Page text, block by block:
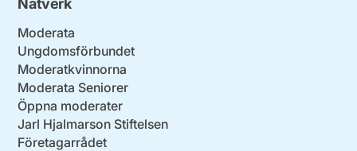
Moderata
Ungdomsförbundet
Moderatkvinnorna
Moderata Seniorer
Öppna moderater
Jarl Hjalmarson Stiftelsen
Företagarrådet